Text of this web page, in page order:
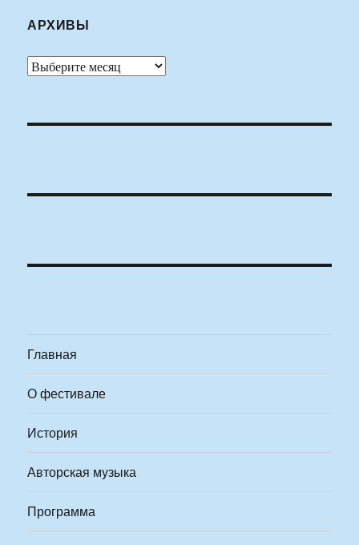
АРХИВЫ
Архивы
Главная
О фестивале
История
Авторская музыка
Программа